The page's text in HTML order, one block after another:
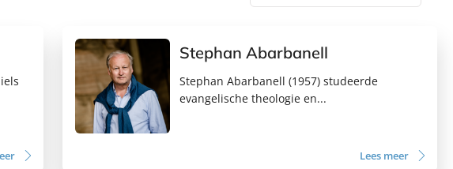
Achternaam (Z-A)
Voornaam (A-Z)
Stephan Abarbanell
Stephan Abarbanell (1957) studeerde
evangelische theologie en...
Lees meer